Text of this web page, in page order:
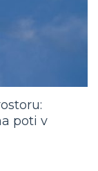
poti v